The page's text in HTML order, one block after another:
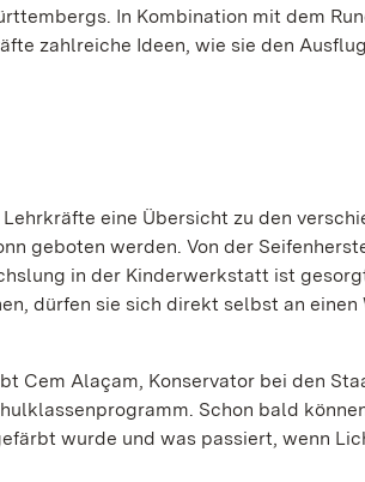
In Kombination mit dem
zahlreiche Ideen, wie sie den
eine Übersicht zu den
geboten werden. Von der
in der Kinderwerkstatt ist
dürfen sie sich direkt selbst an
Cem Alaçam, Konservator bei den
Schon bald
wurde und was passiert, wenn